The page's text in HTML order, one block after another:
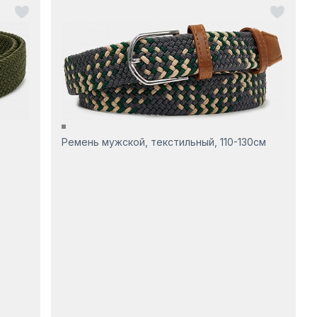
Ремень мужской, текстильный, 110-130см